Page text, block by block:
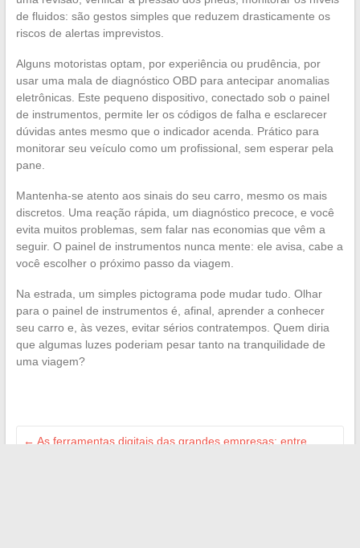
de fluidos: são gestos simples que reduzem drasticamente os
riscos de alertas imprevistos.
Alguns motoristas optam, por experiência ou prudência, por
usar uma mala de diagnóstico OBD para antecipar anomalias
eletrônicas. Este pequeno dispositivo, conectado sob o painel
de instrumentos, permite ler os códigos de falha e esclarecer
dúvidas antes mesmo que o indicador acenda. Prático para
monitorar seu veículo como um profissional, sem esperar pela
pane.
Mantenha-se atento aos sinais do seu carro, mesmo os mais
discretos. Uma reação rápida, um diagnóstico precoce, e você
evita muitos problemas, sem falar nas economias que vêm a
seguir. O painel de instrumentos nunca mente: ele avisa, cabe a
você escolher o próximo passo da viagem.
Na estrada, um simples pictograma pode mudar tudo. Olhar
para o painel de instrumentos é, afinal, aprender a conhecer
seu carro e, às vezes, evitar sérios contratempos. Quem diria
que algumas luzes poderiam pesar tanto na tranquilidade de
uma viagem?
← As ferramentas digitais das grandes empresas: entre